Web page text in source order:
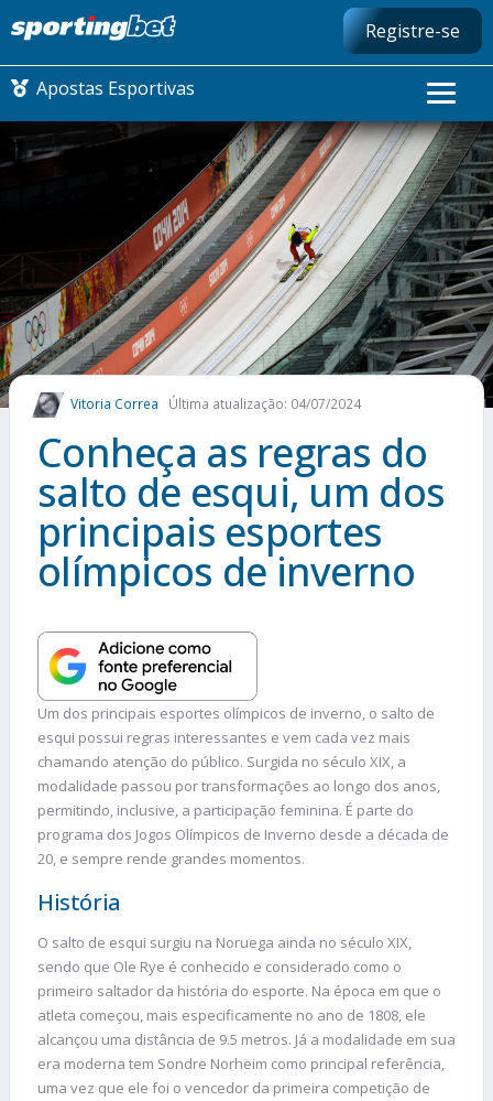
Registre-se
Apostas Esportivas
CONMEBOL LIBERTADORES
FUTEBOL NACIONAL
FUTEBOL INTERNACIONAL
COMO APOSTAR
MAIS ESPORTES
Vitoria Correa Última atualização: 04/07/2024
Conheça as regras do
salto de esqui, um dos
principais esportes
olímpicos de inverno
Um dos principais esportes olímpicos de inverno, o salto de
esqui possui regras interessantes e vem cada vez mais
chamando atenção do público. Surgida no século XIX, a
modalidade passou por transformações ao longo dos anos,
permitindo, inclusive, a participação feminina. É parte do
programa dos Jogos Olímpicos de Inverno desde a década de
20, e sempre rende grandes momentos.
História
O salto de esqui surgiu na Noruega ainda no século XIX,
sendo que Ole Rye é conhecido e considerado como o
primeiro saltador da história do esporte. Na época em que o
atleta começou, mais especificamente no ano de 1808, ele
alcançou uma distância de 9.5 metros. Já a modalidade em sua
era moderna tem Sondre Norheim como principal referência,
uma vez que ele foi o vencedor da primeira competição de